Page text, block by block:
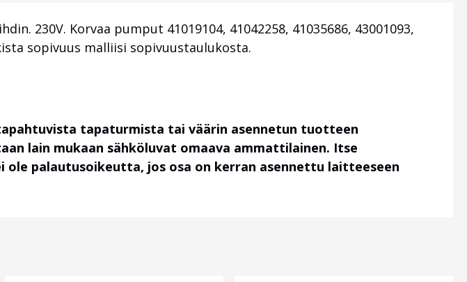
230V. Korvaa pumput 41019104, 41042258, 41035686, 43001093,
sopivuus malliisi sopivuustaulukosta.
tapaturmista tai väärin asennetun tuotteen
lain mukaan sähköluvat omaava ammattilainen. Itse
ole palautusoikeutta, jos osa on kerran asennettu laitteeseen